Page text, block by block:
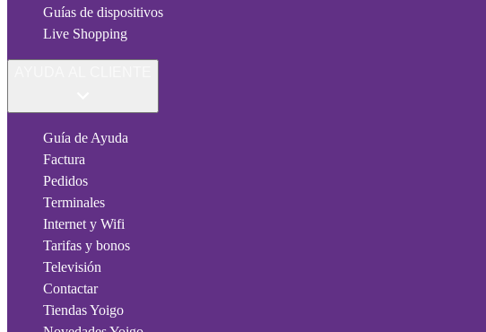
Guías de dispositivos
Live Shopping
Guía de Ayuda
Factura
Pedidos
Terminales
Internet y Wifi
Tarifas y bonos
Televisión
Contactar
Tiendas Yoigo